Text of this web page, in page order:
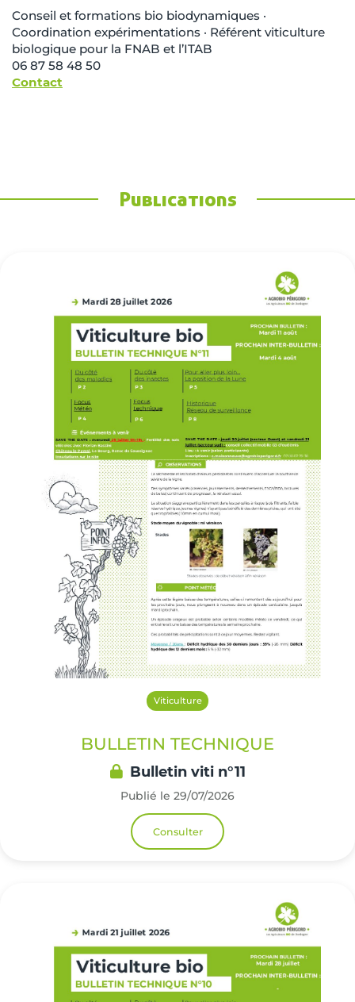
Conseil et formations bio biodynamiques ·
Coordination expérimentations · Référent viticulture
biologique pour la FNAB et l’ITAB
06 87 58 48 50
Contact
Publications
Viticulture
BULLETIN TECHNIQUE
Bulletin viti n°11
Publié le 29/07/2026
Consulter